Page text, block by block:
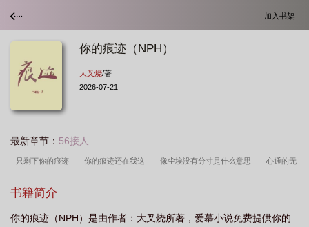
加入书架
你的痕迹（NPH）
大叉烧/著
2026-07-21
最新章节： 56接人
只剩下你的痕迹 你的痕迹还在我这 像尘埃没有分寸是什么意思 心通的无
没有分寸
歌曲歌词版 你的痕迹歌词 你的记忆简谱 你的痕迹歌曲 你的痕迹冰冷刺
书籍简介
你的痕迹（NPH）是由作者：大叉烧所著，爱慕小说免费提供你的